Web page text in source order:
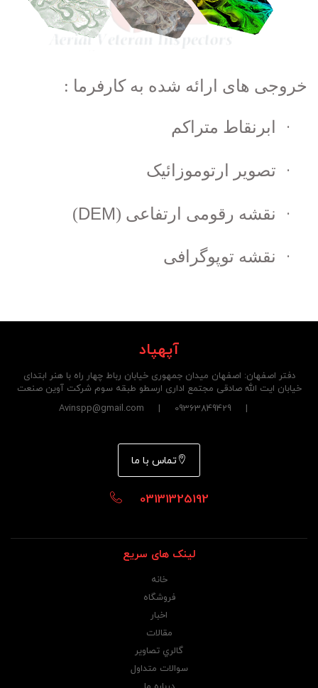
خروجی های ارائه شده به کارفرما :
· ابرنقاط متراکم
· تصویر ارتوموزائیک
· نقشه رقومی ارتفاعی (DEM
)
· نقشه توپوگرافی
آپهپاد
دفتر اصفهان: اصفهان میدان جمهوری خیابان رباط چهار راه با هنر ابتدای
خیابان ایت الله صادقی مجتمع اداری ارسطو طبقه سوم شرکت آوین صنعت
| 09363849429 | Avinspp@gmail.com
تماس با ما
03131325192
لینک های سریع
خانه
فروشگاه
اخبار
مقالات
گالري تصاوير
سوالات متداول